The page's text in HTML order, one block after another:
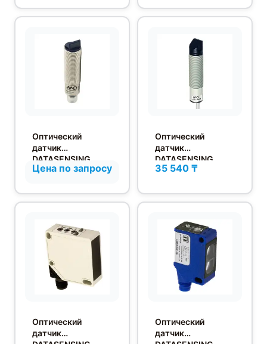
Оптический
датчик
DATASENSING
FBLH/X0-3E
Цена по запросу
Оптический
датчик
DATASENSING
FAIH/00-2A
35 540 ₸
Оптический
датчик
Оптический
датчик